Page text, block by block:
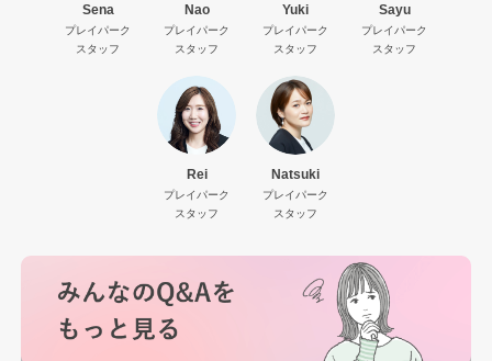
Sena
プレイパーク
スタッフ
Nao
プレイパーク
スタッフ
Yuki
プレイパーク
スタッフ
Sayu
プレイパーク
スタッフ
Rei
プレイパーク
スタッフ
Natsuki
プレイパーク
スタッフ